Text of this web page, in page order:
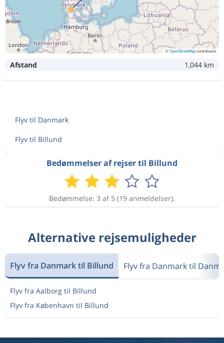
©OpenStreetMapcontributors
Afstand 1,044 km
Flyv til Danmark
Flyv til Billund
Bedømmelser af rejser til Billund
Bedømmelse: 3 af 5 (19 anmeldelser).
Alternative rejsemuligheder
Flyv fra Danmark til Billund Flyv fra Danmark til
Flyv fra Aalborg til Billund
Flyv fra København til Billund